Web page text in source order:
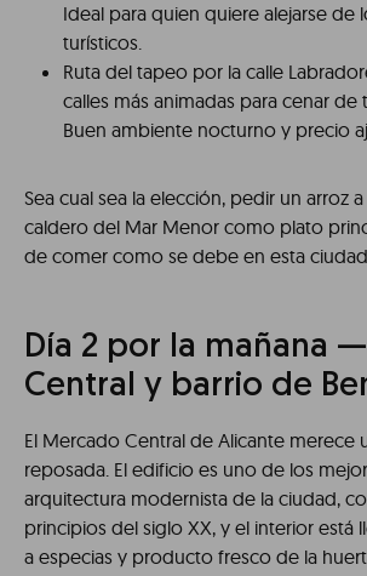
Ideal para quien quiere alejarse de
turísticos.
Ruta del tapeo por la calle
calles más animadas para cenar de
Buen ambiente nocturno y precio
Sea cual sea la elección, pedir un arroz
caldero del Mar Menor como plato
de comer como se debe en esta
Día 2 por la mañana
Central y barrio de
El Mercado Central de Alicante merece
reposada. El edificio es uno de los
arquitectura modernista de la ciudad,
principios del siglo XX, y el interior está
a especias y producto fresco de la